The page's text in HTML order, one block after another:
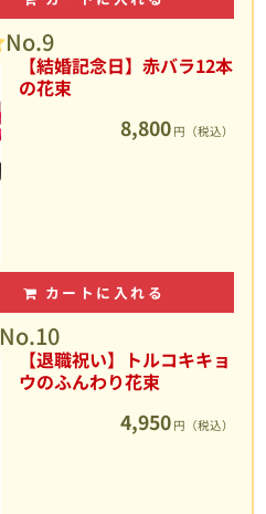
No.9
【結婚記念日】赤バラ12本
の花束
8,800 円（税込）
カートに入れる
No.10
【退職祝い】トルコキキョ
ウのふんわり花束
4,950 円（税込）